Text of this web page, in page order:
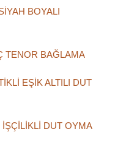
BOYALI
TENOR BAĞLAMA
EŞİK ALTILI DUT
DUT OYMA